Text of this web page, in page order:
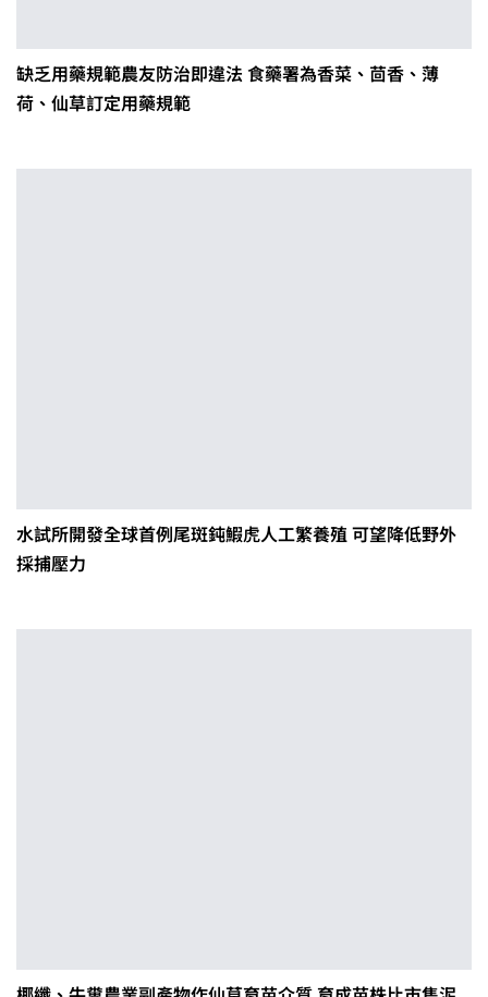
缺乏用藥規範農友防治即違法 食藥署為香菜、茴香、薄
荷、仙草訂定用藥規範
水試所開發全球首例尾斑鈍鰕虎人工繁養殖 可望降低野外
採捕壓力